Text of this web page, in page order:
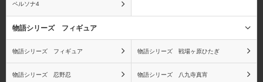
ワンピース ワールドコ
レクタブルフィギュア
（ワーコレ）
ワンピース
Portrait.Of.Piratesシリー
ズ
ペルソナ4
物語シリーズ フィギュア
物語シリーズ フィギュア 物語シリーズ 戦場ヶ原ひたぎ
物語シリーズ 忍野忍 物語シリーズ 八九寺真宵